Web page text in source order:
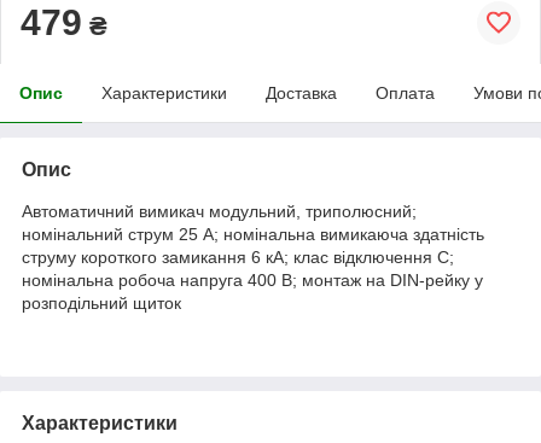
479 ₴
Опис Характеристики Доставка Оплата Умови
Опис
Автоматичний вимикач модульний, триполюсний;
номінальний струм 25 А; номінальна вимикаюча здатність
струму короткого замикання 6 кА; клас відключення C;
номінальна робоча напруга 400 В; монтаж на DIN-рейку у
розподільний щиток
Характеристики